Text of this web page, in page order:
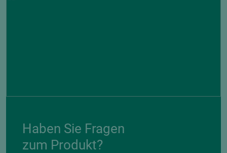
Haben Sie Fragen
zum Produkt?